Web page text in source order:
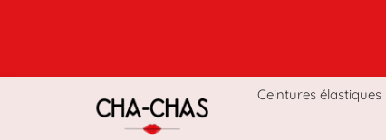
Coffrets & BoxsCeintures élastiques